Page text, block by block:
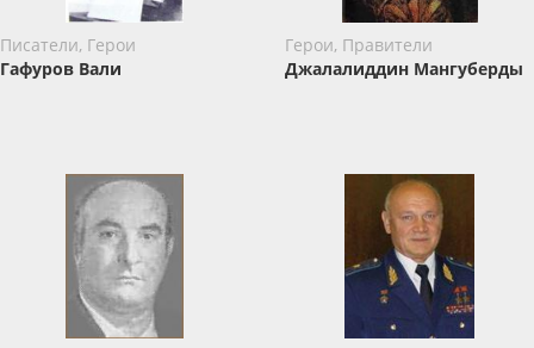
Писатели, Герои
Гафуров Вали
Герои, Правители
Джалалиддин Мангуберды